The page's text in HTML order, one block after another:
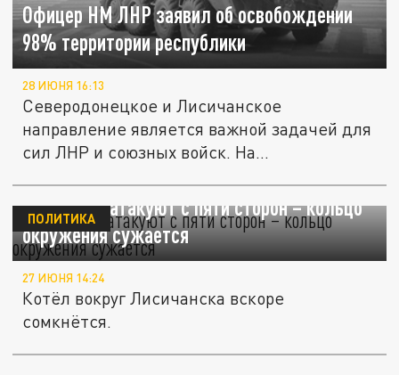
Офицер НМ ЛНР заявил об освобождении
98% территории республики
28 ИЮНЯ 16:13
Северодонецкое и Лисичанское
направление является важной задачей для
сил ЛНР и союзных войск. На
Лисичанск атакуют с пяти сторон – кольцо
окружения сужается
ПОЛИТИКА
27 ИЮНЯ 14:24
Котёл вокруг Лисичанска вскоре
сомкнётся.